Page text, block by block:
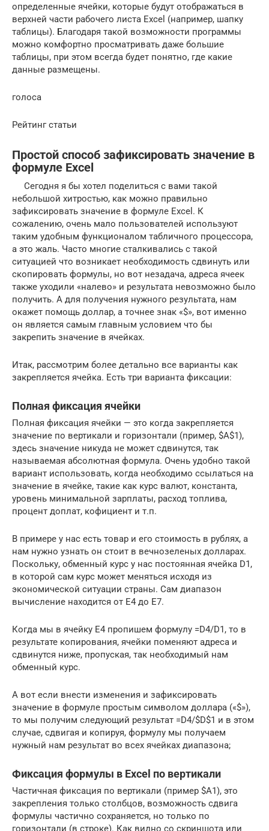
определенные ячейки, которые будут отображаться в
верхней части рабочего листа Excel (например, шапку
таблицы). Благодаря такой возможности программы
можно комфортно просматривать даже большие
таблицы, при этом всегда будет понятно, где какие
данные размещены.
голоса
Рейтинг статьи
Простой способ зафиксировать значение в
формуле Excel
Сегодня я бы хотел поделиться с вами такой
небольшой хитростью, как можно правильно
зафиксировать значение в формуле Excel. К
сожалению, очень мало пользователей используют
таким удобным функционалом табличного процессора,
а это жаль. Часто многие сталкивались с такой
ситуацией что возникает необходимость сдвинуть или
скопировать формулы, но вот незадача, адреса ячеек
также уходили «налево» и результата невозможно было
получить. А для получения нужного результата, нам
окажет помощь доллар, а точнее знак «$», вот именно
он является самым главным условием что бы
закрепить значение в ячейках.
Итак, рассмотрим более детально все варианты как
закрепляется ячейка. Есть три варианта фиксации:
Полная фиксация ячейки
Полная фиксация ячейки — это когда закрепляется
значение по вертикали и горизонтали (пример, $A$1),
здесь значение никуда не может сдвинутся, так
называемая абсолютная формула. Очень удобно такой
вариант использовать, когда необходимо ссылаться на
значение в ячейке, такие как курс валют, константа,
уровень минимальной зарплаты, расход топлива,
процент доплат, кофициент и т.п.
В примере у нас есть товар и его стоимость в рублях, а
нам нужно узнать он стоит в вечнозеленых долларах.
Поскольку, обменный курс у нас постоянная ячейка D1,
в которой сам курс может меняться исходя из
экономической ситуации страны. Сам диапазон
вычисление находится от E4 до E7.
Когда мы в ячейку Е4 пропишем формулу =D4/D1, то в
результате копирования, ячейки поменяют адреса и
сдвинутся ниже, пропуская, так необходимый нам
обменный курс.
А вот если внести изменения и зафиксировать
значение в формуле простым символом доллара («$»),
то мы получим следующий результат =D4/$D$1 и в этом
случае, сдвигая и копируя, формулу мы получаем
нужный нам результат во всех ячейках диапазона;
Фиксация формулы в Excel по вертикали
Частичная фиксация по вертикали (пример $A1), это
закрепления только столбцов, возможность сдвига
формулы частично сохраняется, но только по
горизонтали (в строке). Как видно со скриншота или